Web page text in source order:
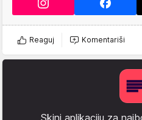
Reaguj Komentariši
Skini aplikaciju za